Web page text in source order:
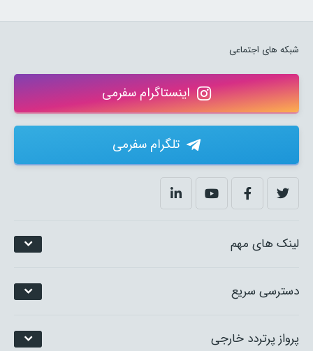
پرواز پرتردد خارجی
دسترسی سریع
لینک های مهم
شبکه های اجتماعی
اینستاگرام سفرمی
تلگرام سفرمی